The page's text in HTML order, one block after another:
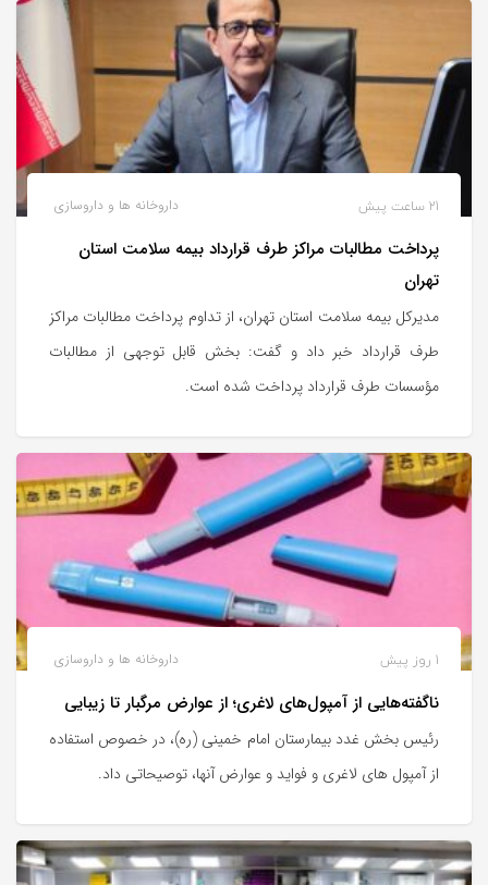
داروخانه ها و داروسازی 21 ساعت پیش
پرداخت مطالبات مراکز طرف قرارداد بیمه سلامت استان
تهران
مدیرکل بیمه سلامت استان تهران، از تداوم پرداخت مطالبات مراکز
طرف قرارداد خبر داد و گفت: بخش قابل توجهی از مطالبات
مؤسسات طرف قرارداد پرداخت شده است.
داروخانه ها و داروسازی 1 روز پیش
ناگفته‌هایی از آمپول‌های لاغری؛ از عوارض مرگبار تا زیبایی
رئیس بخش غدد بیمارستان امام خمینی (ره)، در خصوص استفاده
از آمپول های لاغری و فواید و عوارض آنها، توصیحاتی داد.